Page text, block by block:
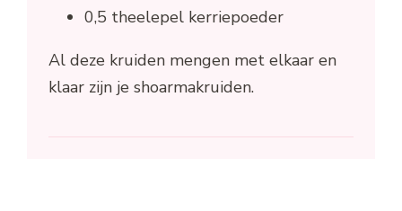
0,5 theelepel kerriepoeder
Al deze kruiden mengen met elkaar en
klaar zijn je shoarmakruiden.